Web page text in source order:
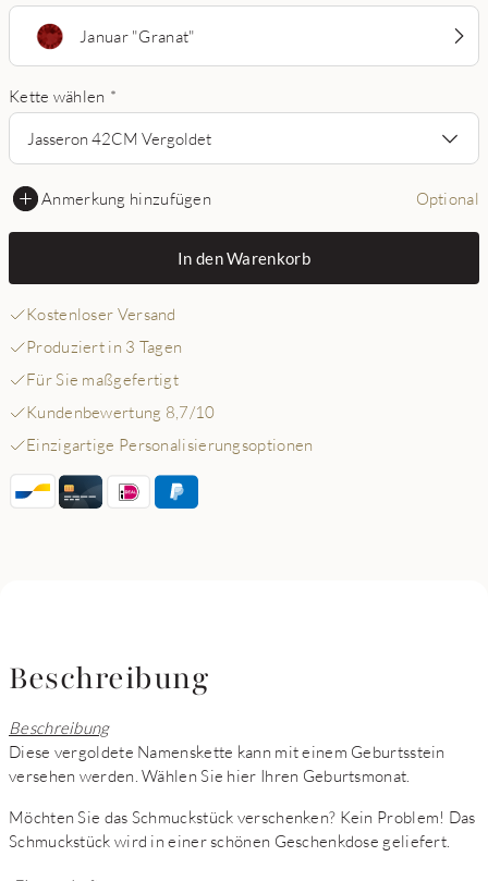
Januar "Granat"
Kette wählen *
Jasseron 42CM Vergoldet
Anmerkung hinzufügen Optional
In den Warenkorb
Kostenloser Versand
Produziert in 3 Tagen
Für Sie maßgefertigt
Kundenbewertung 8,7/10
Einzigartige Personalisierungsoptionen
Beschreibung
Beschreibung
Diese vergoldete Namenskette kann mit einem Geburtsstein
versehen werden. Wählen Sie hier Ihren Geburtsmonat.
Möchten Sie das Schmuckstück verschenken? Kein Problem! Das
Schmuckstück wird in einer schönen Geschenkdose geliefert.